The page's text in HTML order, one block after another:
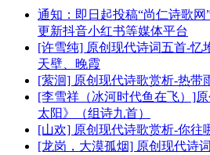
通知：即日起投稿“尚仁诗歌
更新抖音小红书等媒体平台
[许雪纯] 原创现代诗词五首-忆
天壁、晚霞
[萦洄] 原创现代诗歌赏析-热带
[李雪祥（冰河时代鱼在飞）]
太阳》（组诗九首）
[山欢] 原创现代诗歌赏析-你往
[龙岗，大漠孤烟] 原创现代诗